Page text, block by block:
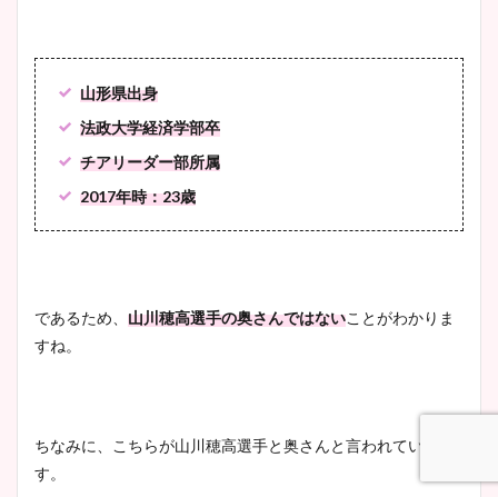
山形県出身
法政大学経済学部卒
チアリーダー部所属
2017年時：23歳
であるため、 山川穂高選手の奥さんではないことがわかりま
すね。
ちなみに、こちらが山川穂高選手と奥さんと言われていま
す。